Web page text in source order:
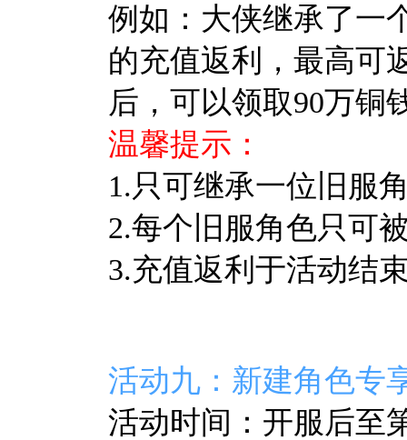
例如： 大侠继承了一
的充值返利，最高可
后，可以领取90万铜
温馨提示：
1.只可继承一位旧服
2.每个旧服角色只可
3.充值返利于活动结
活动九：新建角色专
活动时间：开服后至